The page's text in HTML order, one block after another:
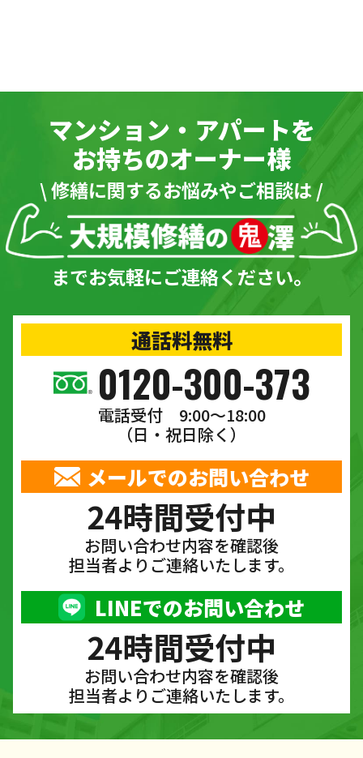
マンション・アパートを
お持ちのオーナー様
\ 修繕に関するお悩みやご相談は /
までお気軽にご連絡ください。
通話料無料
0120-300-373
電話受付 9:00〜18:00
（日・祝日除く）
メールでのお問い合わせ
24時間受付中
お問い合わせ内容を確認後
担当者よりご連絡いたします。
LINEでのお問い合わせ
24時間受付中
お問い合わせ内容を確認後
担当者よりご連絡いたします。